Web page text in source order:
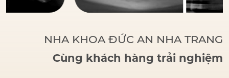
NHA KHOA ĐỨC AN NHA TRANG
Cùng khách hàng trải nghiệm